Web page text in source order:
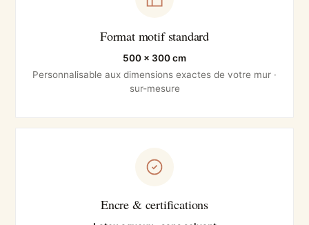
Format motif standard
500 × 300 cm
Personnalisable aux dimensions exactes de votre mur ·
sur-mesure
Encre & certifications